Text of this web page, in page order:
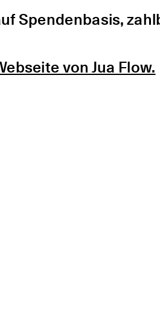
Spendenbasis,
von Jua Flow.